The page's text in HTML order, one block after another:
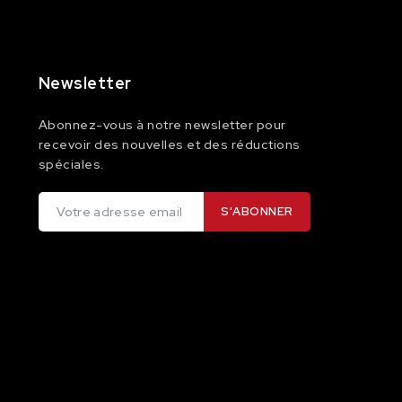
Newsletter
Abonnez-vous à notre newsletter pour
recevoir des nouvelles et des réductions
spéciales.